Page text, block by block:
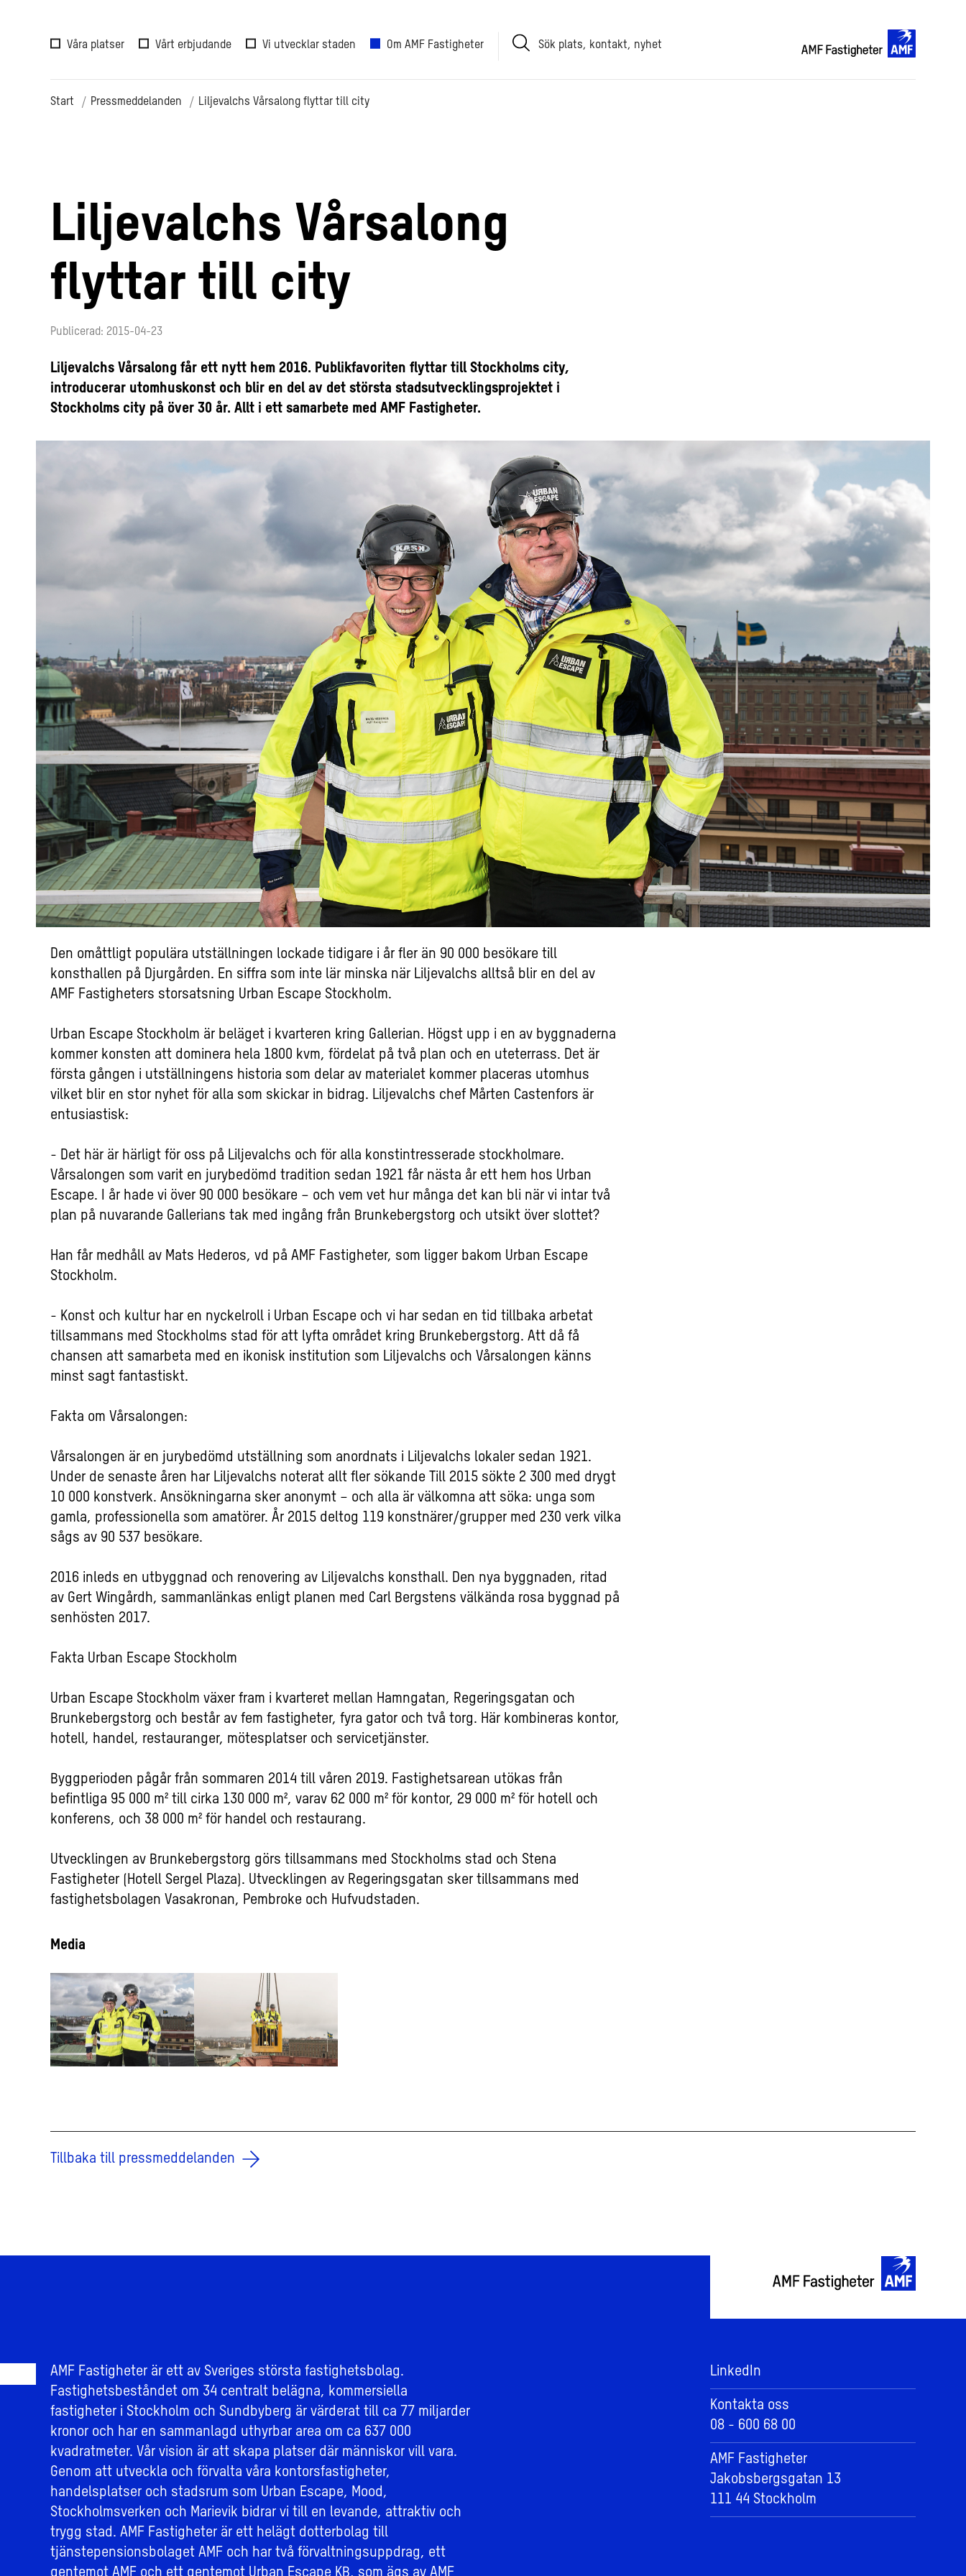
Våra platser Vårt erbjudande Vi utvecklar staden Om AMF Fastigheter
Sök
plats,
kontakt,
Start Pressmeddelanden Liljevalchs Vårsalong flyttar till city
Liljevalchs Vårsalong
flyttar till city
Publicerad: 2015-04-23
Liljevalchs Vårsalong får ett nytt hem 2016. Publikfavoriten flyttar till Stockholms city,
introducerar utomhuskonst och blir en del av det största stadsutvecklingsprojektet i
Stockholms city på över 30 år. Allt i ett samarbete med AMF Fastigheter.
Den omåttligt populära utställningen lockade tidigare i år fler än 90 000 besökare till
konsthallen på Djurgården. En siffra som inte lär minska när Liljevalchs alltså blir en del av
AMF Fastigheters storsatsning Urban Escape Stockholm.
Urban Escape Stockholm är beläget i kvarteren kring Gallerian. Högst upp i en av byggnaderna
kommer konsten att dominera hela 1800 kvm, fördelat på två plan och en uteterrass. Det är
första gången i utställningens historia som delar av materialet kommer placeras utomhus
vilket blir en stor nyhet för alla som skickar in bidrag. Liljevalchs chef Mårten Castenfors är
entusiastisk:
- Det här är härligt för oss på Liljevalchs och för alla konstintresserade stockholmare.
Vårsalongen som varit en jurybedömd tradition sedan 1921 får nästa år ett hem hos Urban
Escape. I år hade vi över 90 000 besökare – och vem vet hur många det kan bli när vi intar två
plan på nuvarande Gallerians tak med ingång från Brunkebergstorg och utsikt över slottet?
Han får medhåll av Mats Hederos, vd på AMF Fastigheter, som ligger bakom Urban Escape
Stockholm.
- Konst och kultur har en nyckelroll i Urban Escape och vi har sedan en tid tillbaka arbetat
tillsammans med Stockholms stad för att lyfta området kring Brunkebergstorg. Att då få
chansen att samarbeta med en ikonisk institution som Liljevalchs och Vårsalongen känns
minst sagt fantastiskt.
Fakta om Vårsalongen:
Vårsalongen är en jurybedömd utställning som anordnats i Liljevalchs lokaler sedan 1921.
Under de senaste åren har Liljevalchs noterat allt fler sökande Till 2015 sökte 2 300 med drygt
10 000 konstverk. Ansökningarna sker anonymt – och alla är välkomna att söka: unga som
gamla, professionella som amatörer. År 2015 deltog 119 konstnärer/grupper med 230 verk vilka
sågs av 90 537 besökare.
2016 inleds en utbyggnad och renovering av Liljevalchs konsthall. Den nya byggnaden, ritad
av Gert Wingårdh, sammanlänkas enligt planen med Carl Bergstens välkända rosa byggnad på
senhösten 2017.
Fakta Urban Escape Stockholm
Urban Escape Stockholm växer fram i kvarteret mellan Hamngatan, Regeringsgatan och
Brunkebergstorg och består av fem fastigheter, fyra gator och två torg. Här kombineras kontor,
hotell, handel, restauranger, mötesplatser och servicetjänster.
Byggperioden pågår från sommaren 2014 till våren 2019. Fastighetsarean utökas från
befintliga 95 000 m² till cirka 130 000 m², varav 62 000 m² för kontor, 29 000 m² för hotell och
konferens, och 38 000 m² för handel och restaurang.
Utvecklingen av Brunkebergstorg görs tillsammans med Stockholms stad och Stena
Fastigheter (Hotell Sergel Plaza). Utvecklingen av Regeringsgatan sker tillsammans med
fastighetsbolagen Vasakronan, Pembroke och Hufvudstaden.
Media
Tillbaka till pressmeddelanden
AMF Fastigheter är ett av Sveriges största fastighetsbolag.
Fastighetsbeståndet om 34 centralt belägna, kommersiella
fastigheter i Stockholm och Sundbyberg är värderat till ca 77 miljarder
kronor och har en sammanlagd uthyrbar area om ca 637 000
kvadratmeter. Vår vision är att skapa platser där människor vill vara.
Genom att utveckla och förvalta våra kontorsfastigheter,
handelsplatser och stadsrum som Urban Escape, Mood,
Stockholmsverken och Marievik bidrar vi till en levande, attraktiv och
trygg stad. AMF Fastigheter är ett helägt dotterbolag till
tjänstepensionsbolaget AMF och har två förvaltningsuppdrag, ett
LinkedIn
Kontakta oss
08 - 600 68 00
AMF Fastigheter
Jakobsbergsgatan 13
111 44 Stockholm